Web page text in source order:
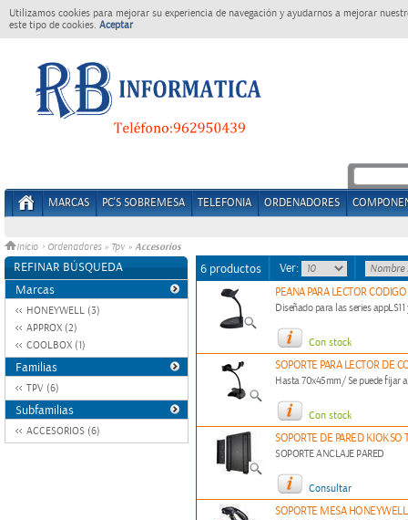
Utilizamos cookies para mejorar su experiencia de navegación y ayudarnos a mejorar
este tipo de cookies. Aceptar
MARCAS PC'S SOBREMESA TELEFONIA ORDENADORES
Inicio > Ordenadores » Tpv » Accesorios
REFINAR BÚSQUEDA
Marcas
HONEYWELL (3)
APPROX (2)
COOLBOX (1)
Familias
TPV (6)
Subfamilias
ACCESORIOS (6)
6 productos Ver:
PEANA PARA LECTOR
Diseñado para las series appLS11
Con stock
SOPORTE PARA LECTOR DE
Hasta 70x45mm/ Se puede fijar
Con stock
SOPORTE DE PARED KIOKSO
SOPORTE ANCLAJE PARED
Consultar
SOPORTE MESA